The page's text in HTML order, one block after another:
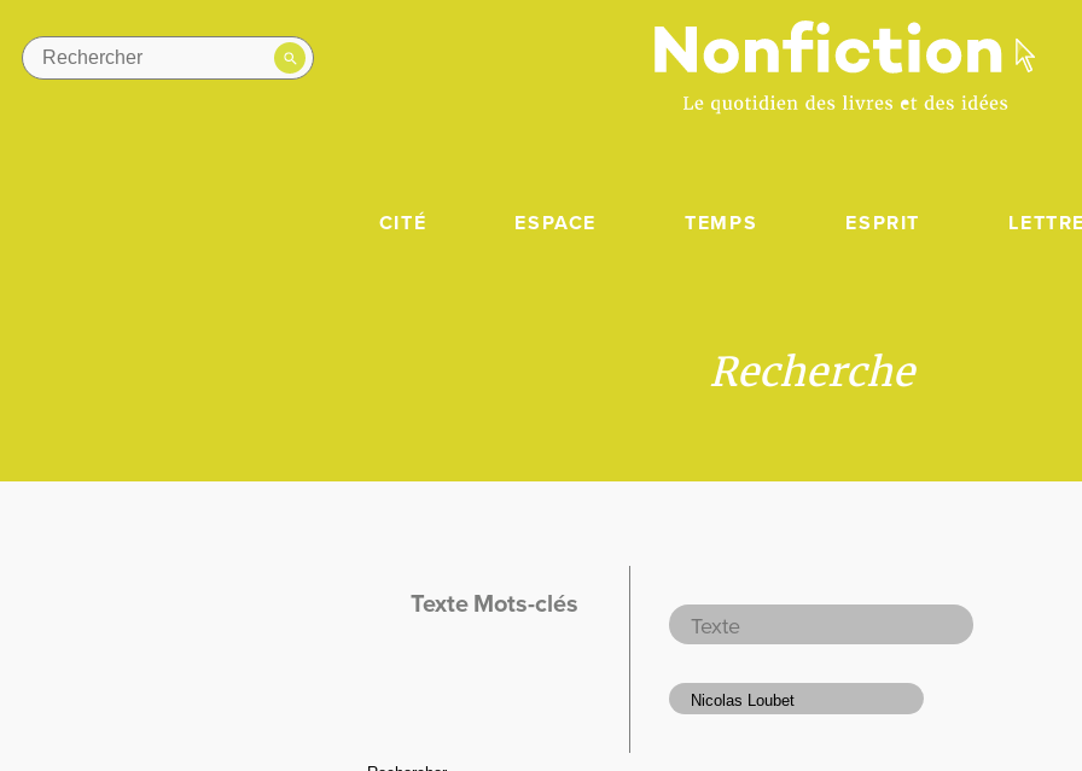
CITÉ ESPACE TEMPS ESPRIT
Recherche
Texte Mots-clés